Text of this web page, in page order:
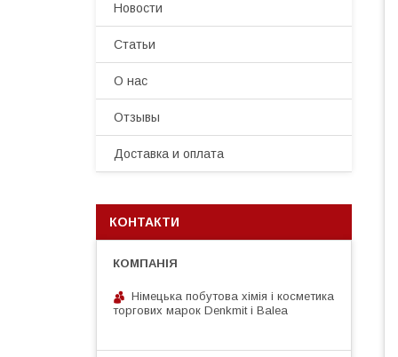
Новости
Статьи
О нас
Отзывы
Доставка и оплата
КОНТАКТИ
Німецька побутова хімія і косметика
торгових марок Denkmit i Balea